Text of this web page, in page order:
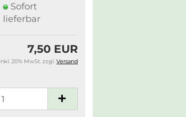
Sofort
lieferbar
7,50 EUR
inkl. 20% MwSt. zzgl. Versand